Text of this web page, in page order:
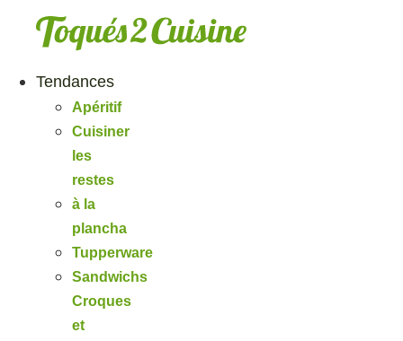
Tendances
Apéritif
Cuisiner
les
restes
à la
plancha
Tupperware
Sandwichs
Croques
et